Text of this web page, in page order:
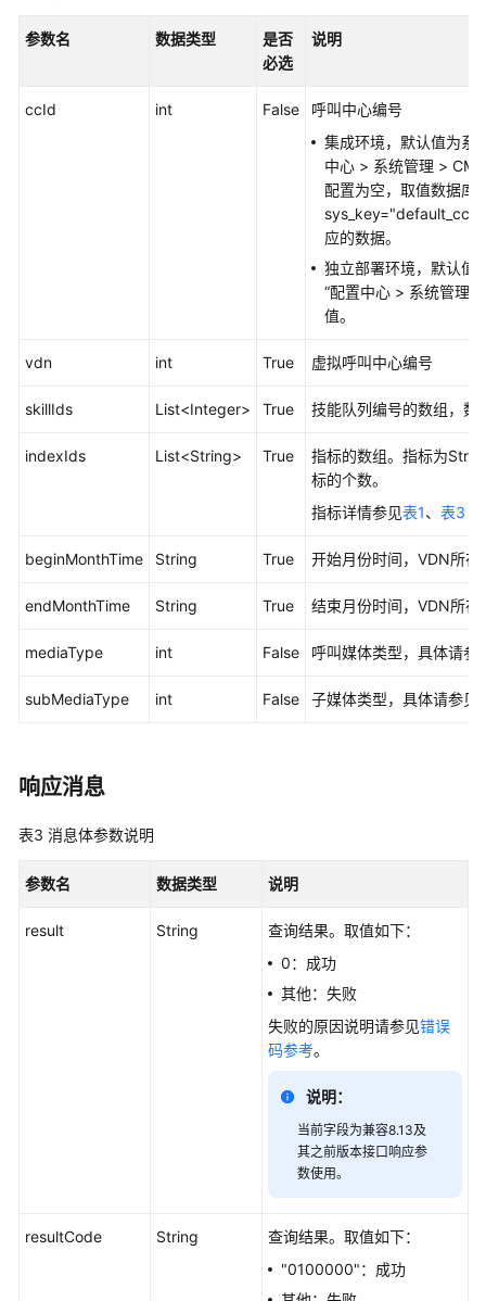
类
考
口
考
前
记
参数名 数据类型
是否
必选
说明
ccId int False
呼叫中心编号
集成环境，默认值为系
中心 > 系统管理 >
配置为空，取值数据库
应的数据。
独立部署环境，默认值
“配置中心 > 系统管理
值。
vdn int True 虚拟呼叫中心编号
skillIds List<Integer> True 技能队列编号的数组，
indexIds List<String> True
指标的数组。指标为
标的个数。
指标详情参见表1、 表3
beginMonthTime String True 开始月份时间，VDN所在
endMonthTime String True 结束月份时间，VDN所在
mediaType int False 呼叫媒体类型，具体请参
subMediaType int False 子媒体类型，具体请参见
响应消息
表3 消息体参数说明
参数名 数据类型 说明
result String
查询结果。取值如下：
0：成功
其他：失败
失败的原因说明请参见错误
码参考。
说明：
当前字段为兼容8.13及
其之前版本接口响应参
数使用。
resultCode String
查询结果。取值如下：
"0100000"：成功